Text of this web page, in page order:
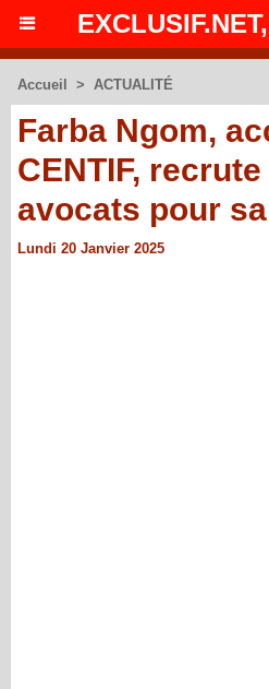
Accueil > ACTUALITÉ
Farba Ngom,
CENTIF,
avocats pour
Lundi 20 Janvier 2025